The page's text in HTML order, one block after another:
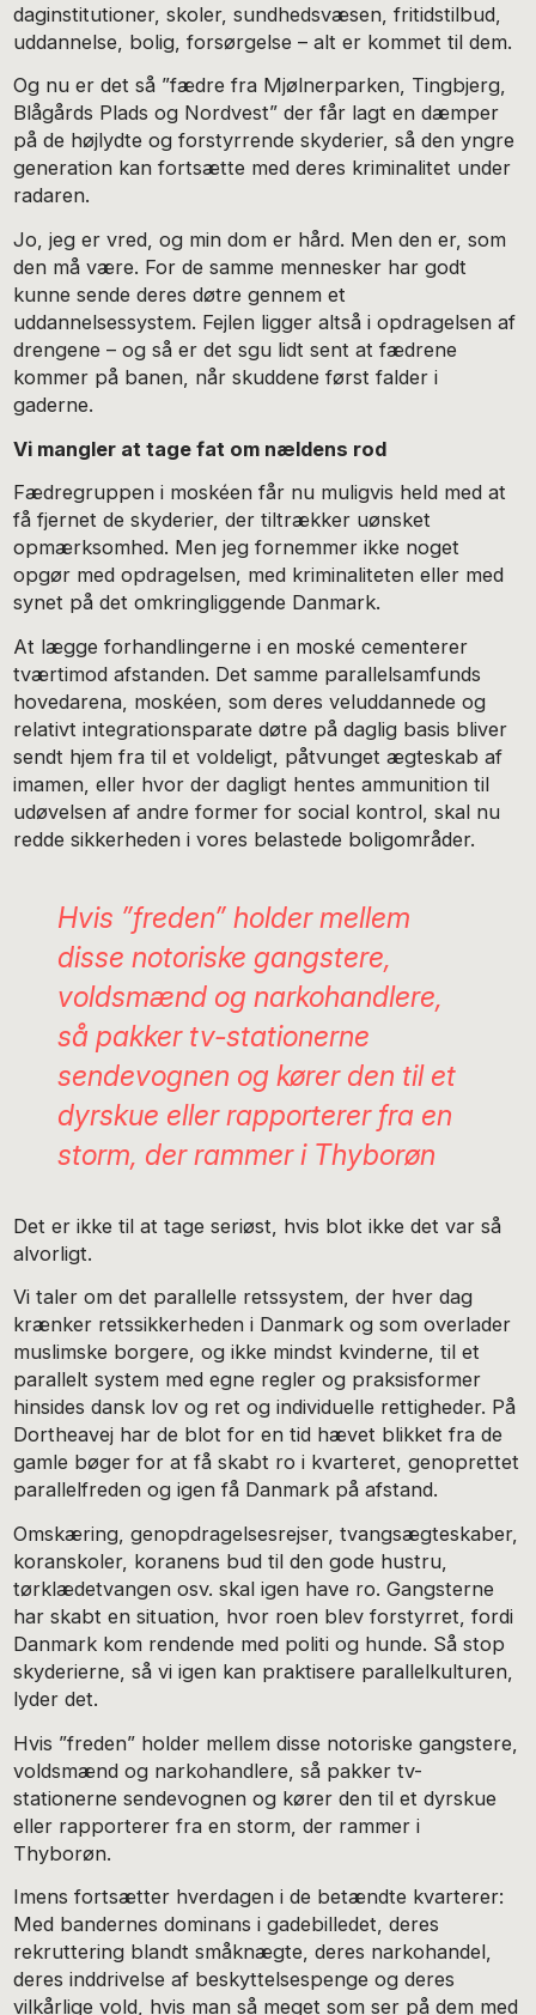
daginstitutioner, skoler, sundhedsvæsen, fritidstilbud,
uddannelse, bolig, forsørgelse – alt er kommet til dem.
Og nu er det så ”fædre fra Mjølnerparken, Tingbjerg,
Blågårds Plads og Nordvest” der får lagt en dæmper
på de højlydte og forstyrrende skyderier, så den yngre
generation kan fortsætte med deres kriminalitet under
radaren.
Jo, jeg er vred, og min dom er hård. Men den er, som
den må være. For de samme mennesker har godt
kunne sende deres døtre gennem et
uddannelsessystem. Fejlen ligger altså i opdragelsen af
drengene – og så er det sgu lidt sent at fædrene
kommer på banen, når skuddene først falder i
gaderne.
Vi mangler at tage fat om nældens rod
Fædregruppen i moskéen får nu muligvis held med at
få fjernet de skyderier, der tiltrækker uønsket
opmærksomhed. Men jeg fornemmer ikke noget
opgør med opdragelsen, med kriminaliteten eller med
synet på det omkringliggende Danmark.
At lægge forhandlingerne i en moské cementerer
tværtimod afstanden. Det samme parallelsamfunds
hovedarena, moskéen, som deres veluddannede og
relativt integrationsparate døtre på daglig basis bliver
sendt hjem fra til et voldeligt, påtvunget ægteskab af
imamen, eller hvor der dagligt hentes ammunition til
udøvelsen af andre former for social kontrol, skal nu
redde sikkerheden i vores belastede boligområder.
Hvis ”freden” holder mellem
disse notoriske gangstere,
voldsmænd og narkohandlere,
så pakker tv-stationerne
sendevognen og kører den til et
dyrskue eller rapporterer fra en
storm, der rammer i Thyborøn
Det er ikke til at tage seriøst, hvis blot ikke det var så
alvorligt.
Vi taler om det parallelle retssystem, der hver dag
krænker retssikkerheden i Danmark og som overlader
muslimske borgere, og ikke mindst kvinderne, til et
parallelt system med egne regler og praksisformer
hinsides dansk lov og ret og individuelle rettigheder. På
Dortheavej har de blot for en tid hævet blikket fra de
gamle bøger for at få skabt ro i kvarteret, genoprettet
parallelfreden og igen få Danmark på afstand.
Omskæring, genopdragelsesrejser, tvangsægteskaber,
koranskoler, koranens bud til den gode hustru,
tørklædetvangen osv. skal igen have ro. Gangsterne
har skabt en situation, hvor roen blev forstyrret, fordi
Danmark kom rendende med politi og hunde. Så stop
skyderierne, så vi igen kan praktisere parallelkulturen,
lyder det.
Hvis ”freden” holder mellem disse notoriske gangstere,
voldsmænd og narkohandlere, så pakker tv-
stationerne sendevognen og kører den til et dyrskue
eller rapporterer fra en storm, der rammer i
Thyborøn.
Imens fortsætter hverdagen i de betændte kvarterer:
Med bandernes dominans i gadebilledet, deres
rekruttering blandt småknægte, deres narkohandel,
deres inddrivelse af beskyttelsespenge og deres
vilkårlige vold, hvis man så meget som ser på dem med